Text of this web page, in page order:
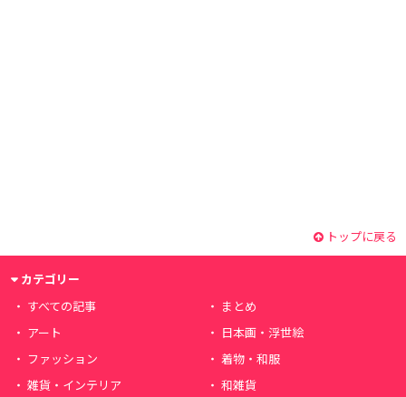
トップに戻る
カテゴリー
すべての記事
まとめ
アート
日本画・浮世絵
ファッション
着物・和服
雑貨・インテリア
和雑貨